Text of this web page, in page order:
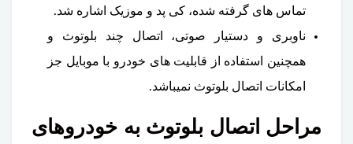
تماس های گرفته شده، کی پد و موزیک اشاره شد.
ناوبری و دستیار صوتی، اتصال چند بلوتوث و
همچنین استفاده از قابلیت های خودرو با موبایل جز
امکانات اتصال بلوتوث نمیباشد.
مراحل اتصال بلوتوث به خودروهای